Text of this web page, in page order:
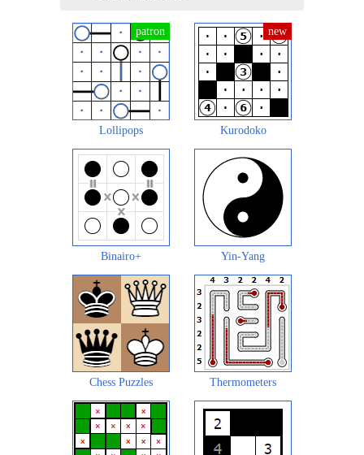
Lollipops Kurodoko
Binairo+ Yin-Yang
Chess Puzzles Thermometers